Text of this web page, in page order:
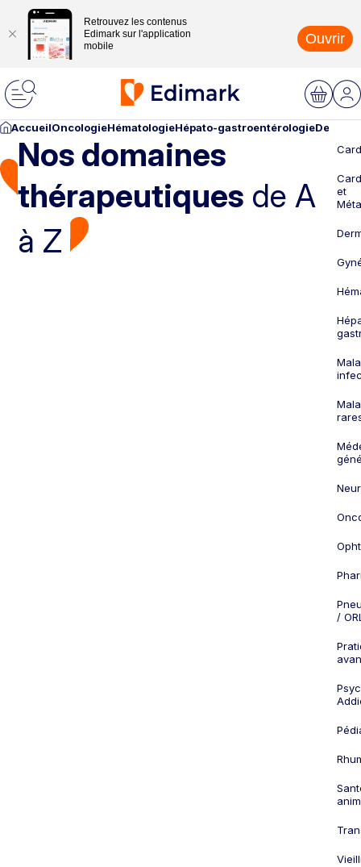
Retrouvez les contenus
Edimark sur l'application
mobile
Ouvrir
AccueilOncologieHématologieHépato-gastroentérologie
Nos domaines
thérapeutiques de A
à Z
et
/